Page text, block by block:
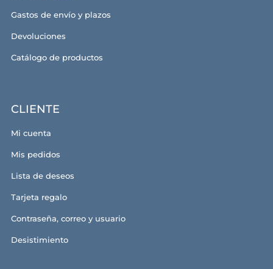
Gastos de envío y plazos
Devoluciones
Catálogo de productos
CLIENTE
Mi cuenta
Mis pedidos
Lista de deseos
Tarjeta regalo
Contraseña, correo y usuario
Desistimiento